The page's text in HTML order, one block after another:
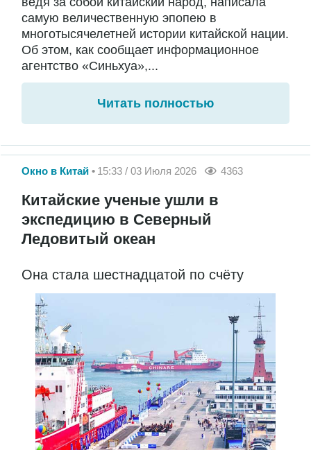
самую величественную эпопею в
многотысячелетней истории китайской нации.
Об этом, как сообщает информационное
агентство «Синьхуа»,...
Читать полностью
Окно в Китай 15:33 / 03 Июля 2026 4363
Китайские ученые ушли в
экспедицию в Северный
Ледовитый океан
Она стала шестнадцатой по счёту